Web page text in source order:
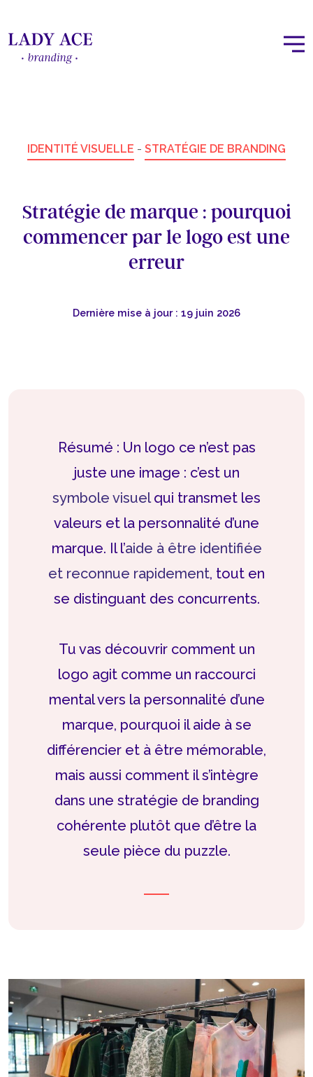
IDENTITÉ VISUELLE - STRATÉGIE DE BRANDING
Stratégie de marque : pourquoi
commencer par le logo est une
erreur
Dernière mise à jour : 19 juin 2026
Résumé : Un logo ce n’est pas
juste une image : c’est un
symbole visuelqui transmet les
valeurs et la personnalité d’une
marque. Il l’aide à être identifiée
et reconnue rapidement, tout en
se distinguant des concurrents.
Tu vas découvrir comment un
logo agit comme un raccourci
mental vers la personnalité d’une
marque, pourquoi il aide à se
différencier et à être mémorable,
mais aussi comment il s’intègre
dans une stratégie de branding
cohérente plutôt que d’être la
seule pièce du puzzle.